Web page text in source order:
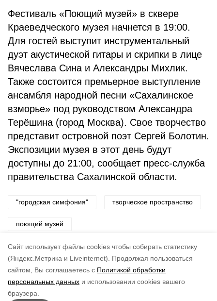
Cайт использует файлы cookies чтобы собирать статистику
(Яндекс.Метрика и Liveinternet).
Продолжая пользоваться
сайтом, Вы соглашаетесь с Политикой обработки
персональных данных и использовании cookies вашего
браузера.
Фестиваль «Поющий музей» в сквере
Краеведческого музея начнется в 19:00.
Для гостей выступит инструментальный
дуэт акустической гитары и скрипки в лице
Вячеслава Сина и Александры Михлик.
Также состоится премьерное выступление
ансамбля народной песни «Сахалинское
взморье» под руководством Александра
Терёшина (город Москва). Свое творчество
представит островной поэт Сергей Болотин.
Экспозиции музея в этот день будут
доступны до 21:00, сообщает пресс-служба
правительства Сахалинской области.
"городская симфония" творческое пространство
поющий музей
фестиваль креативных индустрий
по оценке